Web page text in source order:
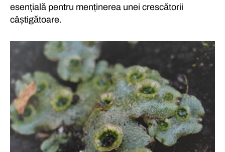
esențială pentru menținerea unei crescătorii
câștigătoare.